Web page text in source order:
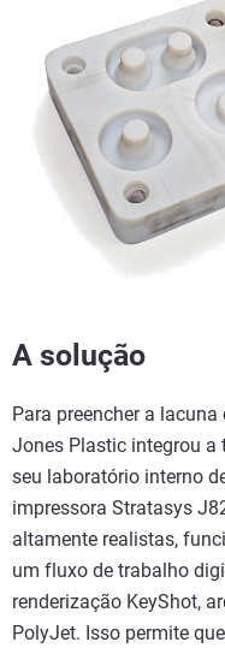
A solução
Para preencher a
Jones Plastic integrou a
seu laboratório interno
impressora Stratasys
altamente realistas,
um fluxo de trabalho
renderização KeyShot,
PolyJet. Isso permite